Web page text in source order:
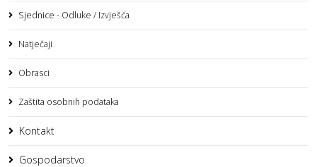
Sjednice - Odluke / Izvješća
Natječaji
Obrasci
Zaštita osobnih podataka
Kontakt
Gospodarstvo